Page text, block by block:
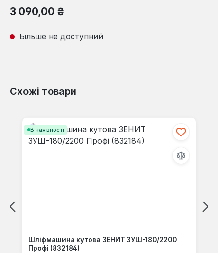
Звичайна ціна:
3 090,00 ₴
Більше не доступний
Схожі товари
В наявності
Шліфмашина кутова ЗЕНИТ ЗУШ-180/2200
Профі (832184)